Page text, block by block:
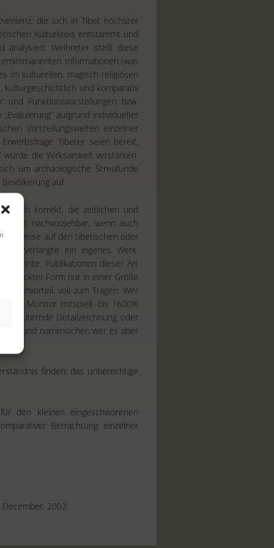
die sich in Tibet höchster
Kulturkreis entstammt und
analysiert. Weihreter stellt diese
Informationen (was
im kulturellen, magisch-religiösen
kulturgeschichtlich und komparativ
Funktionsvorstellungen bzw.
aufgrund individueller
Vorstellungswelten einzelner
Tibeter seien bereit,
würde die Wirksamkeit verstärken.
um archäologische Streufunde
auf.
korrekt, die zeitlichen und
nachvolziehbar, wenn auch
Hinweise auf den tibetischen oder
verlangte ein eigenes Werk.
könnte. Publikationen dieser Art
Form nur in einer Größe
voll zum Tragen: Wer
der Monitor mitspielt–bis 1600%
erläuternde Detailzeichnung oder
und narrensicher; wer es aber
finden; das unberechtige
den kleinen eingeschworenen
Betrachtung einzelner
December, 2002.